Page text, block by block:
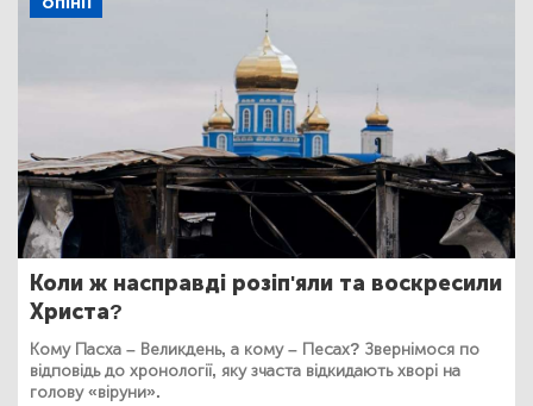
ОПІНІЇ
Коли ж насправді розіп'яли та воскресили
Христа?
Кому Пасха – Великдень, а кому – Песах? Звернімося по
відповідь до хронології, яку зчаста відкидають хворі на
голову «віруни».